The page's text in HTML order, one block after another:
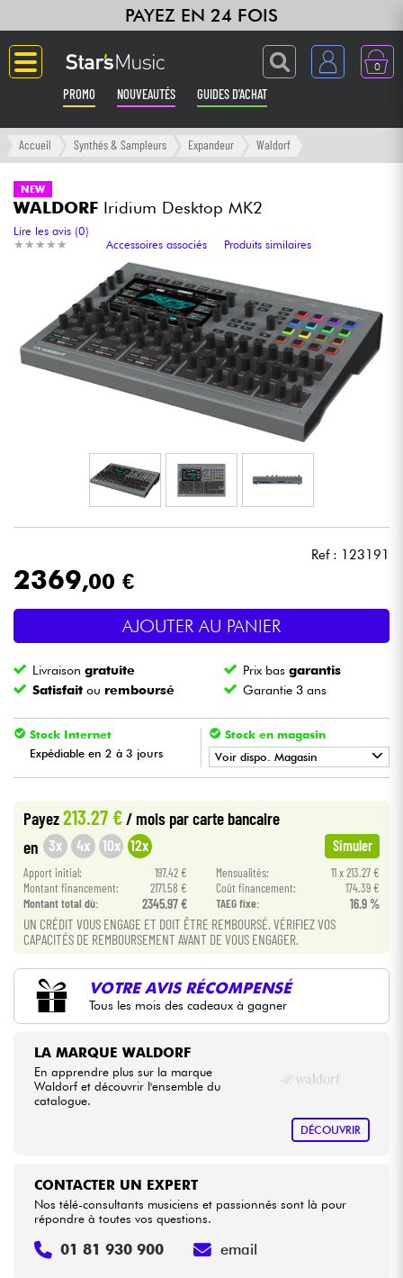
PAYEZ EN 24 FOIS
0
PROMO NOUVEAUTÉS GUIDES D'ACHAT
Langue
Amplis & Effets
Claviers & Pianos
Synthés & Sampleurs
Home Studio
Micros & HF
Eclairage
Violons & Quatuor
Câbles & Access.
HiFi
Packs
Voir nos marques
Accueil Synthés & Sampleurs Expandeur Waldorf
NEW
WALDORF Iridium Desktop MK2
★ ★ ★ ★ ★
★ ★ ★ ★ ★
Lire les avis (0)
Accessoires associés
Produits similaires
Ref : 123191
2369,00 €
AJOUTER AU PANIER
Livraisongratuite Prix basgarantis
Satisfait ou remboursé Garantie 3 ans
Stock Internet
Expédiable en 2 à 3 jours
Stock en magasin
Voir dispo. Magasin
Payez213.27 €/ mois par carte bancaire
en 3x 4x 10x 12x Simuler
Apport initial: 197.42 € Mensualités:
11 x 213.27 €
Montant financement:
2171.58 € Coût financement:
174.39 €
Montant total dù:
2345.97 € TAEG fixe: 16.9 %
UN CRÉDIT VOUS ENGAGE ET DOIT ÊTRE REMBOURSÉ. VÉRIFIEZ VOS
CAPACITÉS DE REMBOURSEMENT AVANT DE VOUS ENGAGER.
VOTRE AVIS RÉCOMPENSÉ
Tous les mois des cadeaux à gagner
LA MARQUE WALDORF
En apprendre plus sur la marque
Waldorf et découvrir l'ensemble du
catalogue.
DÉCOUVRIR
CONTACTER UN EXPERT
Nos télé-consultants musiciens et passionnés sont là pour
répondre à toutes vos questions.
01 81 930 900 email